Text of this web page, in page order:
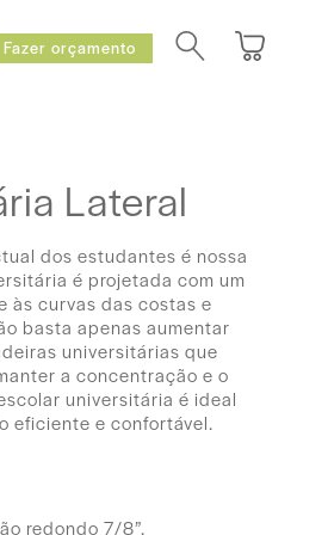
Fazer orçamento
Lateral
dos estudantes é nossa
é projetada com um
às curvas das costas e
basta apenas aumentar
universitárias que
a concentração e o
universitária é ideal
eficiente e confortável.
redondo 7/8”.